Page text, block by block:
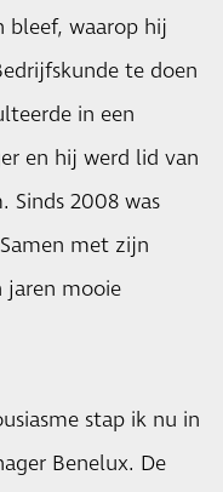
bleef, waarop hij
te doen
in een
en hij werd lid van
Sinds 2008 was
met zijn
jaren mooie
stap ik nu in
Benelux. De